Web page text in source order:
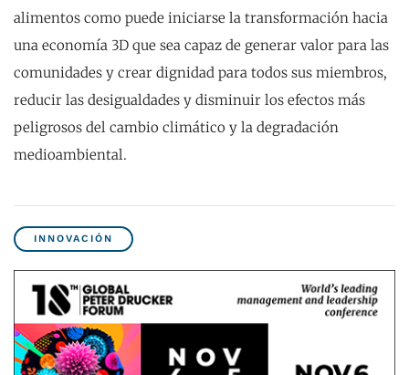
alimentos como puede iniciarse la transformación hacia
una economía 3D que sea capaz de generar valor para las
comunidades y crear dignidad para todos sus miembros,
reducir las desigualdades y disminuir los efectos más
peligrosos del cambio climático y la degradación
medioambiental.
INNOVACIÓN